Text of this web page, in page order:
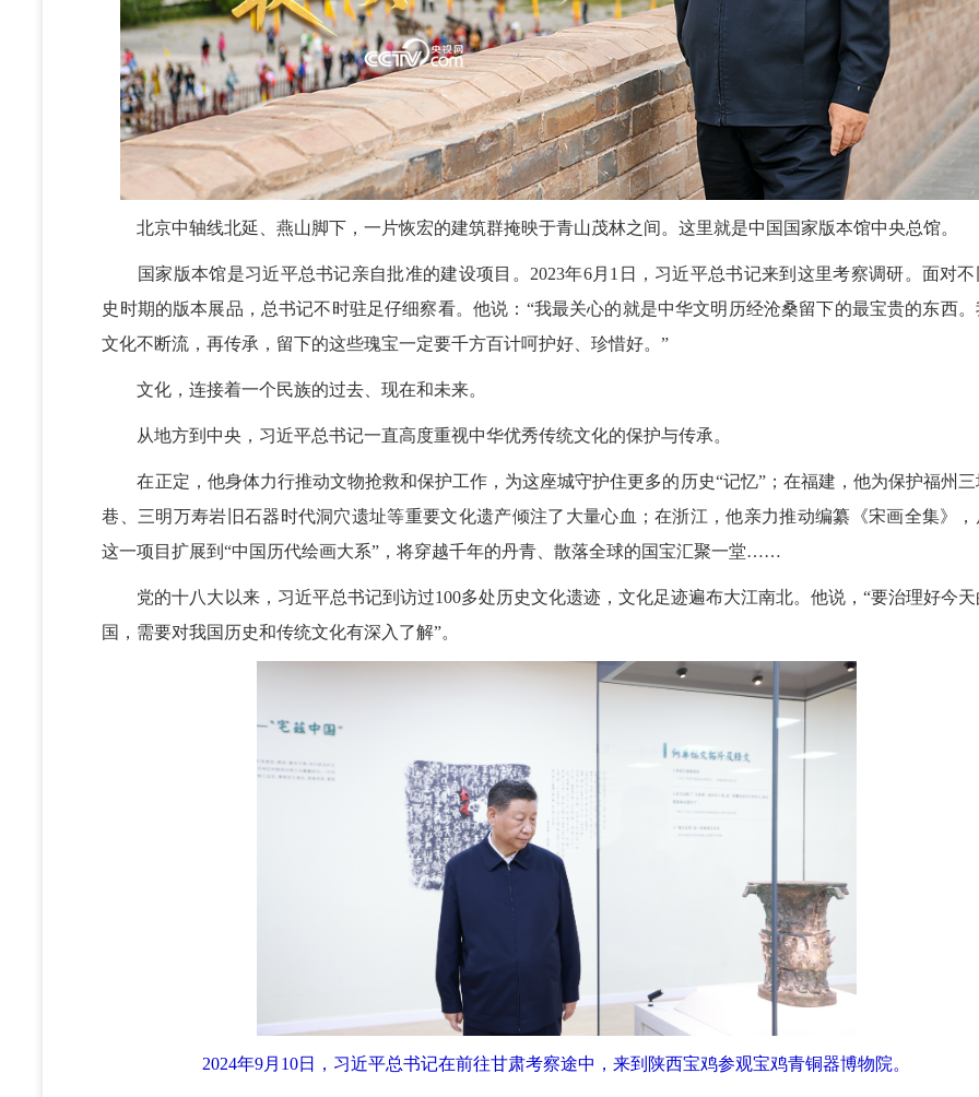
北京中轴线北延、燕山脚下，一片恢宏的建筑群掩映于青山茂林之间。这里就是中国国家版本馆中央总馆。
国家版本馆是习近平总书记亲自批准的建设项目。2023年6月1日，习近平总书记来到这里考察调研。面对不
史时期的版本展品，总书记不时驻足仔细察看。他说：“我最关心的就是中华文明历经沧桑留下的最宝贵的东西
文化不断流，再传承，留下的这些瑰宝一定要千方百计呵护好、珍惜好。”
文化，连接着一个民族的过去、现在和未来。
从地方到中央，习近平总书记一直高度重视中华优秀传统文化的保护与传承。
在正定，他身体力行推动文物抢救和保护工作，为这座城守护住更多的历史“记忆”；在福建，他为保护福州三
巷、三明万寿岩旧石器时代洞穴遗址等重要文化遗产倾注了大量心血；在浙江，他亲力推动编纂《宋画全集》，
这一项目扩展到“中国历代绘画大系”，将穿越千年的丹青、散落全球的国宝汇聚一堂……
党的十八大以来，习近平总书记到访过100多处历史文化遗迹，文化足迹遍布大江南北。他说，“要治理好今天
国，需要对我国历史和传统文化有深入了解”。
2024年9月10日，习近平总书记在前往甘肃考察途中，来到陕西宝鸡参观宝鸡青铜器博物院。